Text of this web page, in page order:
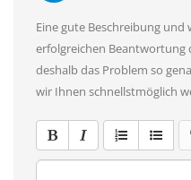
Eine gute Beschreibung und
erfolgreichen Beantwortung
deshalb das Problem so
wir Ihnen schnellstmöglich